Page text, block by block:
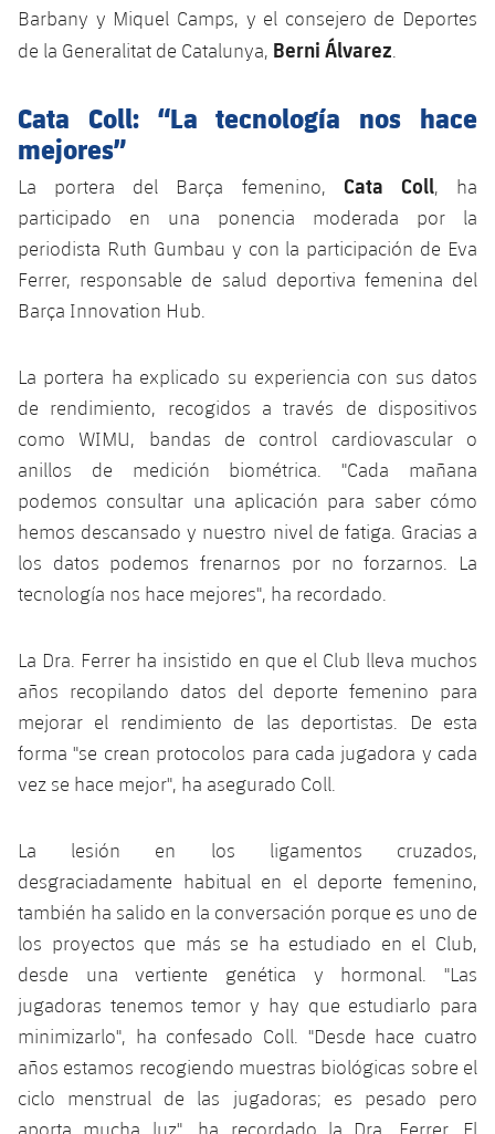
Clasificaciones
Resultados
Hockey Hierba Femenino
Plantilla
Rugby
plusicon
más
Actualidad
Jugadores
Calendario
Resultados
Fotos
Voleibol
plusicon
más
Voleibol masculino
Voleibol femenino
plusicon
más
Apúntate a las amateurs
Carnet de las Secciones Amateurs
PLUSICON
MÁS
League of Legends
VALORANT Game Changers
eFootball
Barbany y Miquel Camps, y el consejero de Deportes
de la Generalitat de Catalunya, Berni Álvarez
Cata Coll: “La tecnología nos hace
mejores”
La portera del Barça femenino, ​​ Cata Coll, ha
participado en una ponencia moderada por la
periodista Ruth Gumbau y con la participación de Eva
Ferrer, responsable de salud deportiva femenina del
Barça Innovation Hub.
La portera ha explicado su experiencia con sus datos
de rendimiento, recogidos a través de dispositivos
como WIMU, bandas de control cardiovascular o
anillos de medición biométrica. "Cada mañana
podemos consultar una aplicación para saber cómo
hemos descansado y nuestro nivel de fatiga. Gracias a
los datos podemos frenarnos por no forzarnos. La
tecnología nos hace mejores", ha recordado.
La Dra. Ferrer ha insistido en que el Club lleva muchos
años recopilando datos del deporte femenino para
mejorar el rendimiento de las deportistas. De esta
forma "se crean protocolos para cada jugadora y cada
vez se hace mejor", ha asegurado Coll.
La lesión en los ligamentos cruzados,
desgraciadamente habitual en el deporte femenino,
también ha salido en la conversación porque es uno de
los proyectos que más se ha estudiado en el Club,
desde una vertiente genética y hormonal. "Las
jugadoras tenemos temor y hay que estudiarlo para
minimizarlo", ha confesado Coll. "Desde hace cuatro
años estamos recogiendo muestras biológicas sobre el
ciclo menstrual de las jugadoras; es pesado pero
aporta mucha luz", ha recordado la Dra. Ferrer. El